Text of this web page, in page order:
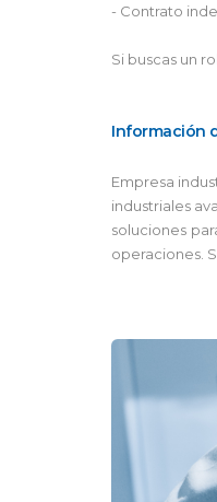
- Contrato
Si buscas un
Información
Empresa
industriales
soluciones
operaciones.